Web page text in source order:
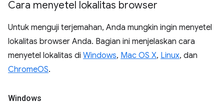
Cara menyetel lokalitas browser
Untuk menguji terjemahan, Anda mungkin ingin menyetel
lokalitas browser Anda. Bagian ini menjelaskan cara
menyetel lokalitas di Windows, Mac OS X, Linux, dan
ChromeOS.
Windows